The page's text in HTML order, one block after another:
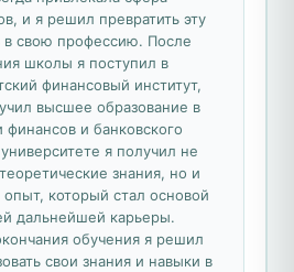
и я решил превратить эту
в свою профессию. После
школы я поступил в
финансовый институт,
высшее образование в
финансов и банковского
я получил не
знания, но и
который стал основой
дальнейшей карьеры.
обучения я решил
свои знания и навыки в